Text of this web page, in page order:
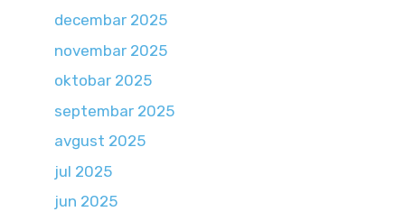
decembar 2025
novembar 2025
oktobar 2025
septembar 2025
avgust 2025
jul 2025
jun 2025